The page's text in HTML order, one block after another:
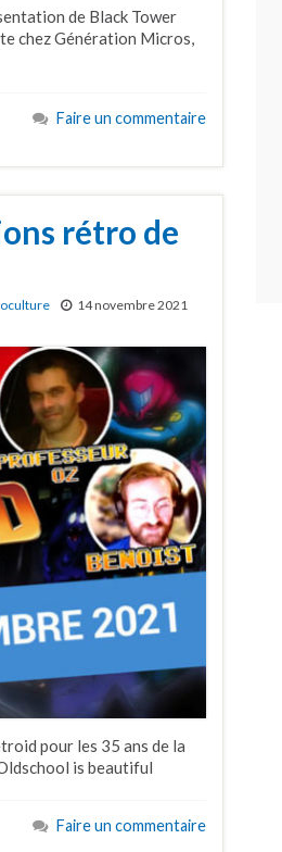
de Black Tower
chez Génération Micros,
Faire un commentaire
rétro de
14 novembre 2021
pour les 35 ans de la
is beautiful
Faire un commentaire